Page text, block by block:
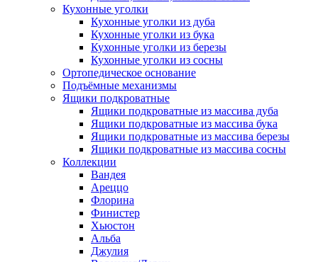
Кухонные уголки
Кухонные уголки из дуба
Кухонные уголки из бука
Кухонные уголки из березы
Кухонные уголки из сосны
Ортопедическое основание
Подъёмные механизмы
Ящики подкроватные
Ящики подкроватные из массива дуба
Ящики подкроватные из массива бука
Ящики подкроватные из массива березы
Ящики подкроватные из массива сосны
Коллекции
Вандея
Ареццо
Флорина
Финистер
Хьюстон
Альба
Джулия